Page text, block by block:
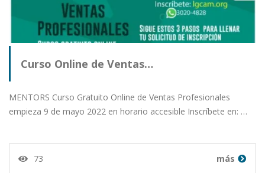
Curso Online de Ventas…
MENTORS Curso Gratuito Online de Ventas Profesionales
empieza 9 de mayo 2022 en horario accesible Inscríbete en: …
73 más